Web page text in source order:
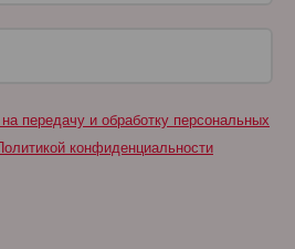
передачу и обработку персональных
конфиденциальности